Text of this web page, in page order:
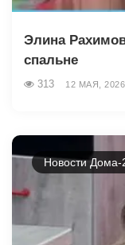
Элина
спальне
313 12 МАЯ,
Новости Дома-